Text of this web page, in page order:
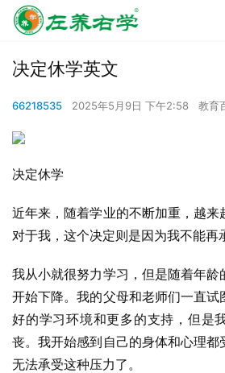
决定休学英文
66218535 2025年5月9日 下午2:58 教育
决定休学
近年来，随着学业的不断加重，越
对于我，这个决定则是因为我不能再
我从小就很努力学习，但是随着年
开始下降。我的父母和老师们一直试
好的学习环境和更多的支持，但是
丧。我开始感到自己的身体和心理
无法承受这种压力了。